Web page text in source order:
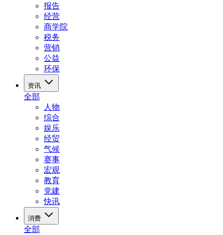
报告
经营
商学院
税务
营销
公益
环保
资讯
全部
人物
综合
娱乐
经贸
气候
赛事
宏观
教育
党建
快讯
消费
全部